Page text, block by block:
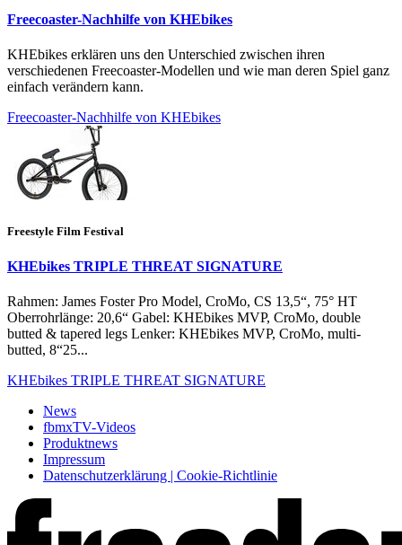
Freecoaster-Nachhilfe von KHEbikes
KHEbikes erklären uns den Unterschied zwischen ihren
verschiedenen Freecoaster-Modellen und wie man deren Spiel ganz
einfach verändern kann.
Freecoaster-Nachhilfe von KHEbikes
Freestyle Film Festival
KHEbikes TRIPLE THREAT SIGNATURE
Rahmen: James Foster Pro Model, CroMo, CS 13,5“, 75° HT
Oberrohrlänge: 20,6“ Gabel: KHEbikes MVP, CroMo, double
butted & tapered legs Lenker: KHEbikes MVP, CroMo, multi-
butted, 8“25...
KHEbikes TRIPLE THREAT SIGNATURE
News
fbmxTV-Videos
Produktnews
Impressum
Datenschutzerklärung | Cookie-Richtlinie